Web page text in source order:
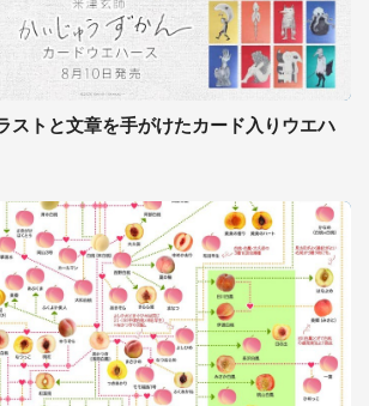
ストと文章を手がけたカード入りウエハ